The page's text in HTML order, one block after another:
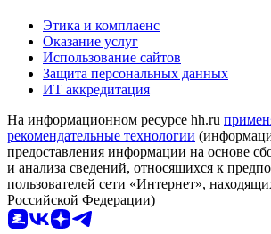
Этика и комплаенс
Оказание услуг
Использование сайтов
Защита персональных данных
ИТ аккредитация
На информационном ресурсе hh.ru
рекомендательные технологии
предоставления информации на основе
и анализа сведений, относящихся к
пользователей сети «Интернет»,
Российской Федерации)